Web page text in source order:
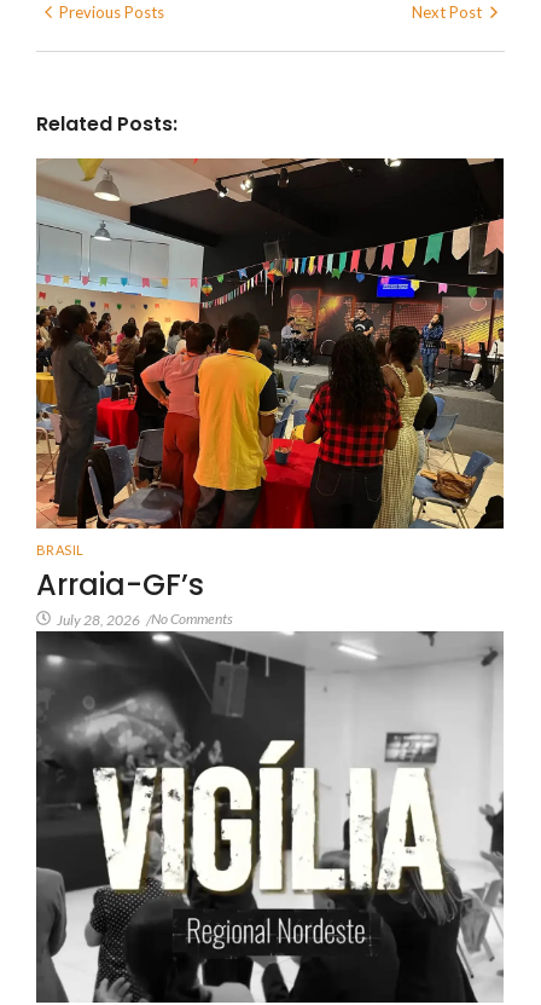
Previous Posts Next Post
Related Posts:
BRASIL
Arraia-GF’s
July 28, 2026 /No Comments